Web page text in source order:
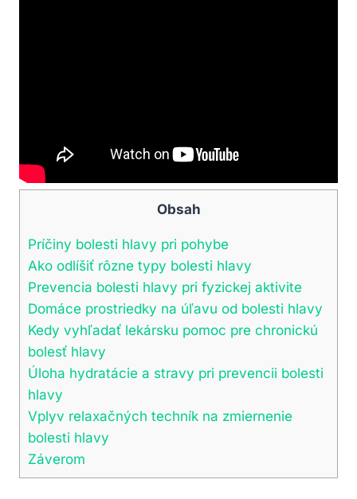
Obsah
Príčiny bolesti hlavy pri pohybe
Ako odlíšiť rôzne typy bolesti hlavy
Prevencia bolesti hlavy pri fyzickej aktivite
Domáce prostriedky na úľavu od bolesti hlavy
Kedy vyhľadať lekársku pomoc pre chronickú
bolesť hlavy
Úloha hydratácie a stravy pri prevencii bolesti
hlavy
Vplyv relaxačných techník na zmiernenie
bolesti hlavy
Záverom